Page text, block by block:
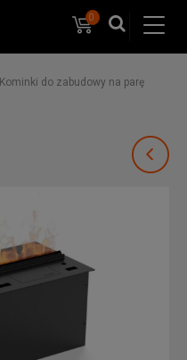
Koszyk
0
Kominki do zabudowy na parę